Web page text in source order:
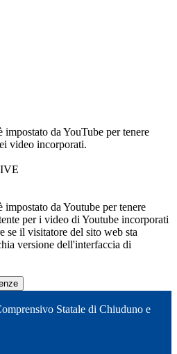
impostato da YouTube per tenere
video incorporati.
impostato da Youtube per tenere
per i video di Youtube incorporati
se il visitatore del sito web sta
versione dell'interfaccia di
Statale di Chiuduno e